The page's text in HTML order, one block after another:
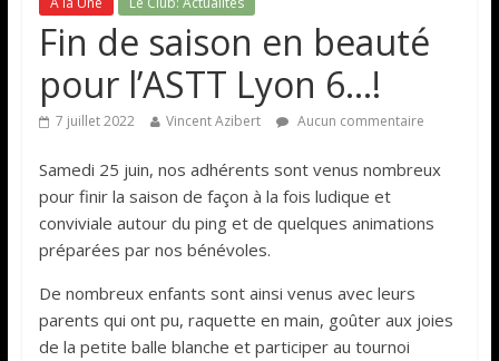
Fin de saison en beauté
pour l’ASTT Lyon 6…!
7 juillet 2022 Vincent Azibert Aucun commentaire
Samedi 25 juin, nos adhérents sont venus nombreux
pour finir la saison de façon à la fois ludique et
conviviale autour du ping et de quelques animations
préparées par nos bénévoles.
De nombreux enfants sont ainsi venus avec leurs
parents qui ont pu, raquette en main, goûter aux joies
de la petite balle blanche et participer au tournoi